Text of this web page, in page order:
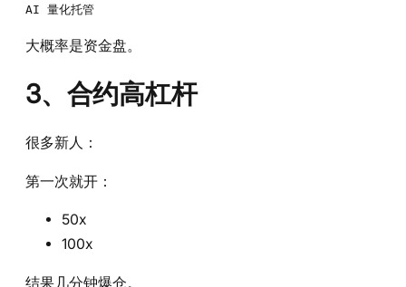
大概率是资金盘。
3、合约高杠杆
很多新人：
第一次就开：
50x
100x
结果几分钟爆仓。